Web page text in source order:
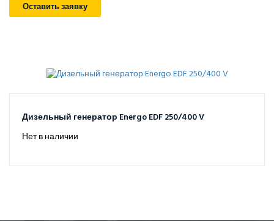
Оставить заявку
Дизельный генератор Energo EDF 250/400 V
Нет в наличии